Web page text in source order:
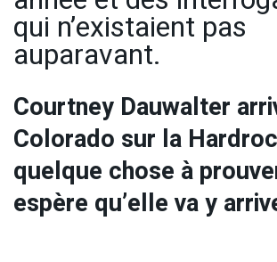
qui n’existaient pas
auparavant.
Courtney Dauwalter
Colorado sur la
quelque chose à
espère qu’elle va y